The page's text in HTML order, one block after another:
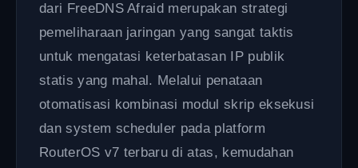
dari FreeDNS Afraid merupakan strategi
pemeliharaan jaringan yang sangat taktis
untuk mengatasi keterbatasan IP publik
statis yang mahal. Melalui penataan
otomatisasi kombinasi modul skrip eksekusi
dan system scheduler pada platform
RouterOS v7 terbaru di atas, kemudahan